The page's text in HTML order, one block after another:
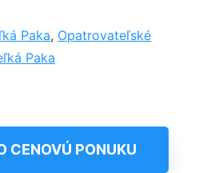
Paka, Opatrovateľské
Paka
CENOVÚ PONUKU